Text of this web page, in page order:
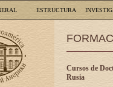
ESTRUCTURA
Cursos de
Rusia